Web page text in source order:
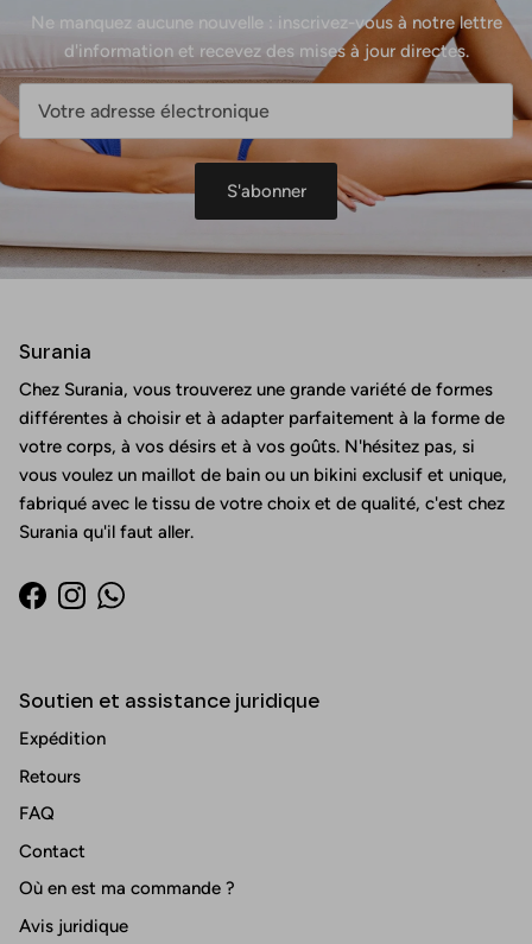
Ne manquez aucune nouvelle : inscrivez-vous à notre lettre
d'information et recevez des mises à jour directes.
S'abonner
Surania
Chez Surania, vous trouverez une grande variété de formes
différentes à choisir et à adapter parfaitement à la forme de
votre corps, à vos désirs et à vos goûts. N'hésitez pas, si
vous voulez un maillot de bain ou un bikini exclusif et unique,
fabriqué avec le tissu de votre choix et de qualité, c'est chez
Surania qu'il faut aller.
Facebook
InstagramWhatsApp
Soutien et assistance juridique
Expédition
Retours
FAQ
Contact
Où en est ma commande ?
Avis juridique